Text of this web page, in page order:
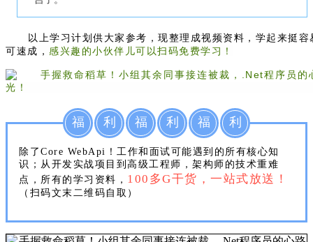
以上学习计划供大家参考，现整理成视频资料，学起来挺容
可速成， 感兴趣的小伙伴儿可以扫码免费学习！
福 利 福 利 福 利
除了Core WebApi！工作和面试可能遇到的所有核心知
识；从开发实战项目到高级工程师，架构师的技术重难
点，所有的学习资料， 100多G干货，一站式放送！
（扫码文末二维码自取）